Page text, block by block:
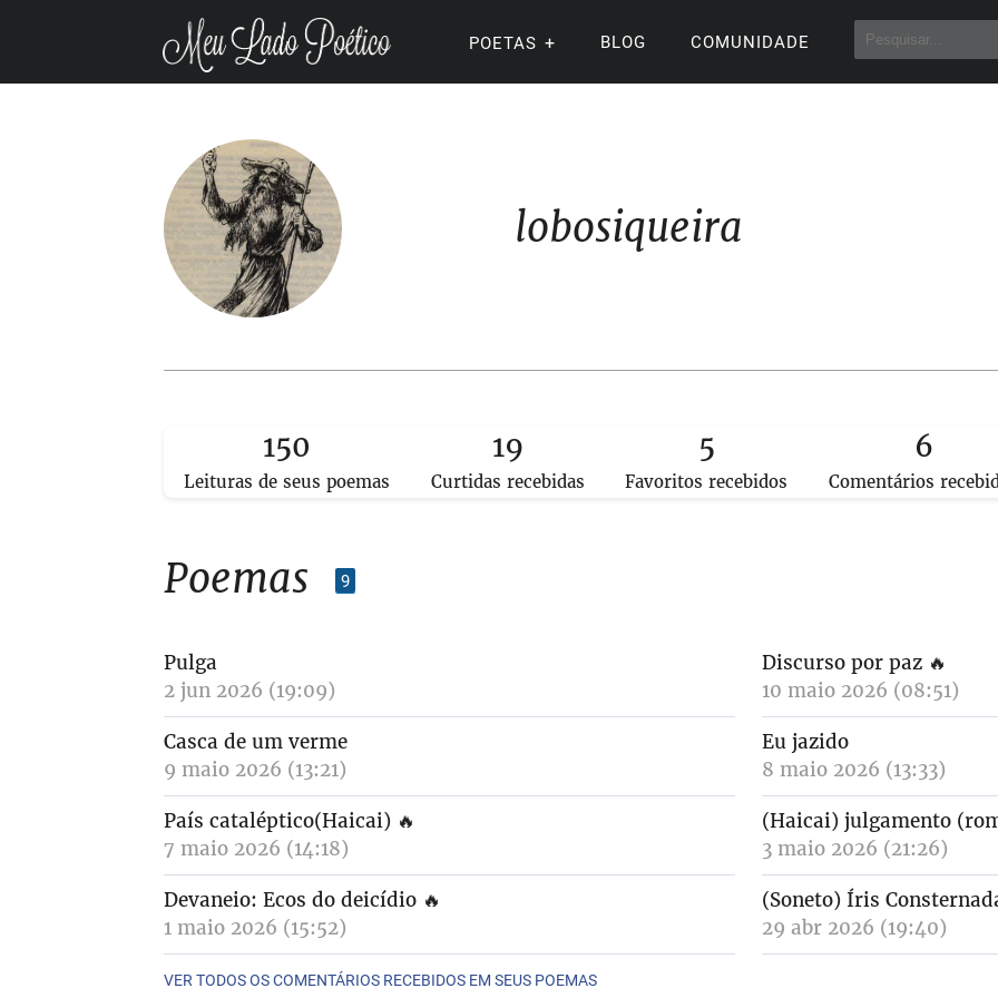
POETAS BLOG COMUNIDADE
lobosiqueira
150
Leituras de seus poemas
19
Curtidas recebidas
5
Favoritos recebidos
6
Comentários
Poemas 9
Pulga
2 jun 2026 (19:09)
Discurso por paz 🔥
10 maio 2026 (08:51)
Casca de um verme
9 maio 2026 (13:21)
Eu jazido
8 maio 2026 (13:33)
País cataléptico(Haicai) 🔥
7 maio 2026 (14:18)
(Haicai) julgamento
3 maio 2026 (21:26)
Devaneio: Ecos do deicídio 🔥
1 maio 2026 (15:52)
(Soneto) Íris
29 abr 2026 (19:40)
VER TODOS OS COMENTÁRIOS RECEBIDOS EM SEUS POEMAS